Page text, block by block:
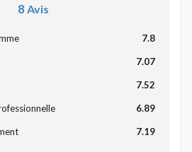
8 Avis
7.8
7.07
7.52
6.89
7.19